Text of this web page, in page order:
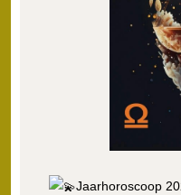
Jaarhoroscoop